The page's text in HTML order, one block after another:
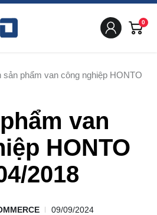
0
sản phẩm van công nghiệp HONTO
van
HONTO
2018
09/09/2024